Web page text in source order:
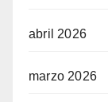
abril 2026
marzo 2026